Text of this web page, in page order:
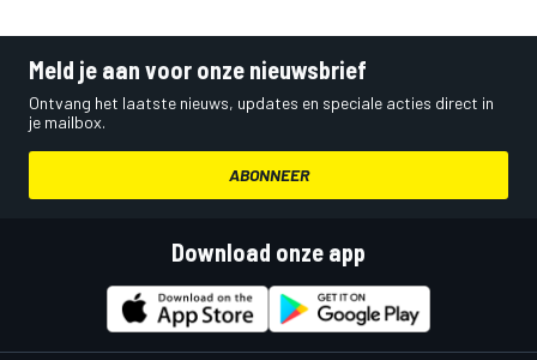
Meld je aan voor onze nieuwsbrief
Ontvang het laatste nieuws, updates en speciale acties direct in
je mailbox.
ABONNEER
Download onze app